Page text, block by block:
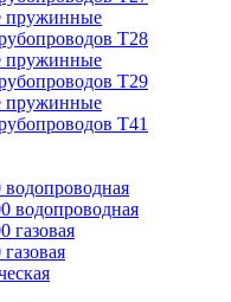
пружинные
Т28
пружинные
Т29
пружинные
Т41